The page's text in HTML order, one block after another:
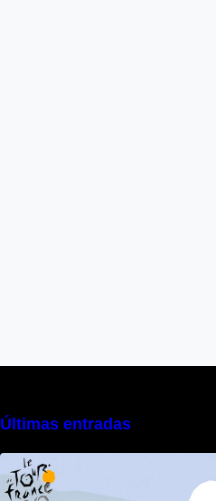
Últimas entradas